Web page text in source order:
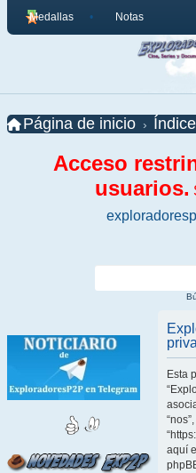
Medallas Notas
Página de inicio
Acceso
usuarios.
Esta
aquí